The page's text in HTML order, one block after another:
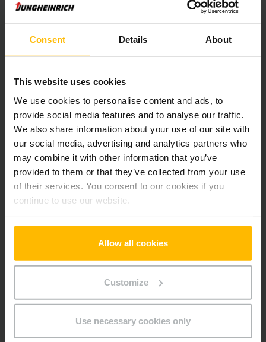
Consent Details About
This website uses cookies
We use cookies to personalise content and ads, to
provide social media features and to analyse our traffic.
We also share information about your use of our site with
our social media, advertising and analytics partners who
may combine it with other information that you’ve
provided to them or that they’ve collected from your use
of their services. You consent to our cookies if you
continue to use our website.
Allow all cookies
Customize
Use necessary cookies only
MÁTE OTÁZKY TÝKAJÚCE SA TOHTO
PRODUKTU?
Informácie o výrobku
Nasledujúca časť poskytuje komplexný prehľad technických
špecifikácií a vybavenia vozidla.
Technické údaje
Batéria
Oloveno-kyselinová, 24 V /
150 Ah
Nabíjač Áno, 24 V / 30 A
2019